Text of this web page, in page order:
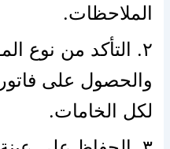
الملاحظات.
٢. التأكد من نوع
والحصول على
لكل الخامات.